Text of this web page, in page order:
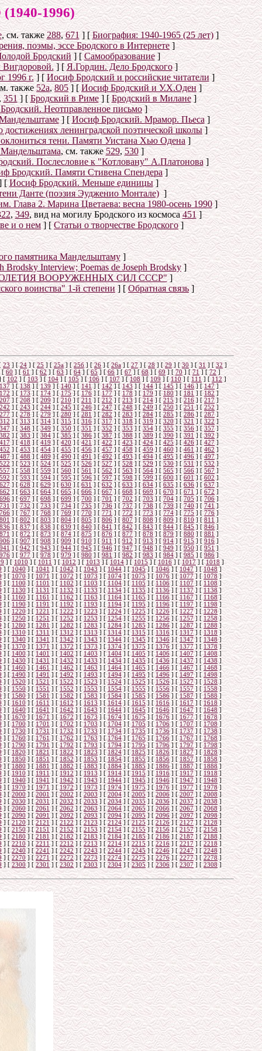
1996)
, см. также288,671] [Биография: 1940-1965 (25 лет)]
поэмы, эссе Бродского в Интернете]
Бродский] [ Самообразование]
] [Я.Гордин. Дело Бродского]
1996 г.] [Иосиф Бродский и российские читатели]
также52а,805] [Иосиф Бродский и У.Х.Оден ]
351] [Бродский в Риме] [Бродский в Милане]
Неотправленное письмо]
] [Иосиф Бродский. Мрамор. Пьеса]
ленинградской поэтической школы]
тени. Памяти Уистана Хью Одена ]
Мандельштама, см. также529,530]
Послесловие к "Котловану" А.Платонова]
Бродский. Памяти Стивена Спендера]
[Иосиф Бродский. Меньше единицы]
Данте (поэзия Эудженио Монтале)]
Глава 2. Марина Цветаева: весна 1980-осень 1990]
,349, вид на могилу Бродского из космоса451 ]
и о нем] [Статьи о творчестве Бродского]
памятника Мандельштаму]
Brodsky Interview; Poemas de Joseph Brodsky]
ВООРУЖЕННЫХ СИЛ СССР"]
воинства" 1-й степени ] [Обратная связь ]
23] [24 ] [25 ] [ 25а] [ 25б ] [ 26 ] [26a] [ 27] [ 28] [29 ] [ 30 ] [31 ] [ 32]
[60] [61] [62 ] [63] [ 64] [65 ] [66 ] [67] [ 68] [69] [70 ] [71 ] [72]
[102 ] [ 103] [104] [ 105] [106 ] [ 107 ] [108 ] [ 109] [110] [ 111 ] [112]
137 ] [ 138 ] [139 ] [140] [ 141] [142] [143] [ 144] [ 145 ] [ 146] [147]
172 ] [ 173] [ 174] [175] [ 176 ] [ 177 ] [ 178 ] [ 179] [180 ] [181 ] [182 ]
207 ] [208 ] [209 ] [ 210 ] [211] [ 212] [213] [214 ] [ 215] [216] [ 217]
242 ] [243 ] [ 244] [ 245 ] [246] [ 247 ] [248 ] [ 249] [ 250 ] [251] [ 252 ]
277] [278] [279 ] [280 ] [281 ] [282 ] [283] [284] [285] [286] [ 287]
312] [313] [ 314 ] [315 ] [316] [ 317] [ 318] [319 ] [320] [321] [ 322 ]
347 ] [348 ] [349 ] [ 350] [ 351] [352] [ 353 ] [ 354 ] [ 355 ] [ 356 ] [357]
382 ] [383] [ 384] [ 385] [ 386 ] [ 387] [ 388 ] [ 389] [390 ] [ 391] [392 ]
417 ] [418 ] [419] [420 ] [421] [422 ] [423] [424 ] [ 425] [426] [ 427]
452 ] [ 453 ] [ 454] [ 455 ] [456] [ 457 ] [458 ] [ 459] [ 460 ] [461 ] [ 462 ]
487] [488] [489 ] [ 490 ] [491 ] [492] [ 493] [494] [495] [496] [ 497]
522 ] [523] [524] [525 ] [526] [ 527] [ 528] [ 529 ] [530] [531] [ 532]
557 ] [558 ] [559 ] [ 560 ] [561] [ 562] [ 563] [ 564 ] [ 565] [ 566 ] [ 567 ]
592 ] [593] [ 594 ] [595] [ 596] [ 597] [ 598 ] [ 599] [600] [ 601] [602 ]
627 ] [628] [629] [630 ] [631] [632 ] [633] [634 ] [635] [636] [637]
662 ] [ 663] [ 664] [ 665] [666] [667] [668 ] [ 669 ] [ 670] [671 ] [672 ]
696] [697] [698 ] [ 699 ] [ 700 ] [701 ] [702 ] [703 ] [ 704 ] [705] [ 706]
731 ] [732] [733] [734 ] [735] [736 ] [ 737] [ 738] [739 ] [740] [ 741]
766 ] [767 ] [768 ] [ 769 ] [770] [ 771] [ 772] [ 773 ] [774] [ 775 ] [ 776]
801 ] [802] [ 803 ] [804] [ 805 ] [806] [807] [ 808] [809 ] [ 810] [811 ]
836 ] [ 837] [ 838] [839] [ 840 ] [ 841 ] [842] [ 843 ] [844 ] [845 ] [846]
871 ] [ 872 ] [873] [ 874 ] [875 ] [876] [ 877] [ 878] [ 879] [880 ] [ 881]
906] [907] [ 908] [ 909 ] [ 910] [911 ] [912 ] [913] [ 914 ] [915] [ 916 ]
941 ] [942] [943 ] [944 ] [ 945] [946 ] [947] [ 948] [949] [ 950] [ 951]
976 ] [ 977 ] [978 ] [979] [980] [ 981] [ 982] [ 983 ] [984] [985 ] [ 986]
] [1010] [ 1011 ] [1012 ] [ 1013 ] [ 1014 ] [ 1015] [1016 ] [1017] [1018 ]
] [ 1040] [ 1041 ] [1042] [ 1043 ] [ 1044 ] [ 1045] [1046 ] [ 1047 ] [1048 ]
] [ 1070] [ 1071] [ 1072 ] [1073 ] [1074 ] [1075 ] [ 1076] [1077] [ 1078]
] [ 1100] [1101] [ 1102 ] [ 1103 ] [1104] [ 1105 ] [1106 ] [1107] [ 1108 ]
] [1130 ] [1131 ] [1132] [1133] [1134] [1135] [ 1136] [ 1137] [ 1138]
] [ 1160 ] [1161] [ 1162] [ 1163] [1164] [1165 ] [ 1166] [1167] [ 1168]
] [ 1190] [1191] [1192 ] [1193 ] [ 1194] [ 1195] [1196] [1197] [1198 ]
] [ 1220] [ 1221 ] [ 1222] [ 1223 ] [1224 ] [ 1225] [1226 ] [ 1227] [1228 ]
] [ 1250] [1251] [ 1252 ] [1253 ] [1254] [1255 ] [ 1256] [1257] [ 1258]
] [ 1280 ] [1281] [ 1282 ] [ 1283 ] [ 1284] [ 1285 ] [ 1286 ] [1287 ] [ 1288 ]
] [1310 ] [ 1311 ] [ 1312 ] [ 1313] [1314 ] [1315 ] [ 1316 ] [ 1317] [ 1318]
] [ 1340] [1341] [ 1342] [1343 ] [1344] [1345 ] [1346] [1347] [ 1348]
] [ 1370] [1371] [1372 ] [1373 ] [1374] [ 1375] [1376] [1377] [ 1378]
] [ 1400] [ 1401 ] [1402] [ 1403 ] [1404 ] [1405] [1406 ] [ 1407] [1408]
] [ 1430] [1431 ] [1432] [ 1433 ] [1434] [1435] [ 1436 ] [1437] [1438]
] [ 1460] [ 1461] [ 1462 ] [ 1463 ] [ 1464 ] [ 1465 ] [ 1466 ] [ 1467 ] [ 1468]
] [1490] [1491 ] [ 1492 ] [ 1493] [1494] [ 1495 ] [ 1496 ] [ 1497] [ 1498 ]
] [ 1520] [1521] [ 1522] [1523 ] [1524] [ 1525 ] [1526] [ 1527] [ 1528 ]
] [ 1550 ] [1551] [1552] [1553 ] [ 1554] [1555] [ 1556] [1557] [ 1558]
] [ 1580] [ 1581 ] [1582] [ 1583 ] [1584] [ 1585] [1586 ] [ 1587] [1588 ]
] [ 1610 ] [1611 ] [1612] [ 1613 ] [ 1614] [ 1615] [ 1616 ] [1617 ] [1618 ]
] [ 1640 ] [1641 ] [ 1642 ] [1643 ] [ 1644] [1645 ] [1646] [1647 ] [ 1648]
] [1670] [1671 ] [ 1672 ] [ 1673] [1674] [ 1675 ] [1676 ] [1677] [ 1678 ]
] [ 1700] [1701] [ 1702] [1703 ] [1704] [1705 ] [ 1706] [ 1707] [ 1708]
] [ 1730 ] [1731] [ 1732] [1733 ] [ 1734] [1735 ] [ 1736] [1737 ] [ 1738]
] [ 1760] [1761] [1762 ] [1763 ] [ 1764] [ 1765] [1766] [1767 ] [1768 ]
] [ 1790] [ 1791 ] [1792] [ 1793 ] [ 1794 ] [ 1795] [1796 ] [ 1797 ] [1798 ]
] [ 1820] [ 1821] [ 1822 ] [1823 ] [1824 ] [1825 ] [ 1826] [1827] [ 1828]
] [ 1850] [1851] [ 1852 ] [ 1853 ] [1854] [ 1855 ] [1856 ] [1857] [ 1858 ]
] [1880 ] [1881 ] [1882] [1883] [1884] [1885] [ 1886] [ 1887] [ 1888]
] [ 1910 ] [1911] [ 1912] [ 1913] [1914] [1915 ] [ 1916] [1917] [ 1918]
] [ 1940] [1941] [1942 ] [1943 ] [ 1944] [ 1945] [1946] [1947] [1948 ]
] [ 1970] [ 1971 ] [ 1972] [ 1973 ] [1974 ] [ 1975] [1976 ] [ 1977] [1978 ]
] [ 2000] [2001] [ 2002 ] [2003 ] [2004] [2005 ] [ 2006] [2007] [2008]
] [ 2030 ] [2031] [ 2032 ] [ 2033 ] [ 2034] [ 2035 ] [2036 ] [2037 ] [ 2038 ]
] [2060 ] [ 2061 ] [ 2062 ] [ 2063] [2064 ] [2065 ] [ 2066 ] [ 2067] [ 2068]
] [ 2090] [2091] [ 2092] [2093 ] [2094] [2095 ] [2096] [2097] [2098]
] [ 2120] [2121] [2122 ] [2123 ] [2124] [2125] [2126] [2127] [2128]
] [ 2150] [ 2151 ] [2152] [ 2153 ] [2154 ] [2155] [2156 ] [2157] [2158]
] [ 2180] [2181 ] [2182] [ 2183 ] [2184] [2185] [ 2186 ] [2187] [2188]
] [ 2210] [ 2211] [ 2212 ] [ 2213 ] [ 2214 ] [2215 ] [ 2216 ] [ 2217 ] [ 2218]
] [2240] [2241 ] [ 2242 ] [ 2243] [2244] [ 2245 ] [ 2246 ] [ 2247] [2248 ]
] [ 2270] [2271] [ 2272] [2273 ] [2274] [ 2275 ] [2276] [2277] [2278 ]
] [ 2300 ] [2301] [2302] [2303 ] [2304] [2305] [ 2306] [2307] [ 2308]